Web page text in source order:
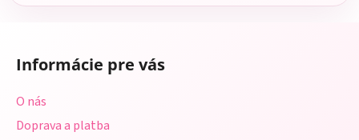
Informácie pre vás
O nás
Doprava a platba